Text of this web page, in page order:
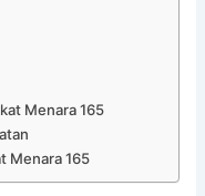
Menara 165
Menara 165